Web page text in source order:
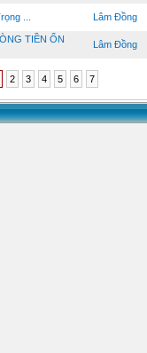
... Lâm Đồng
TIỀN ỔN
Lâm Đồng
2 3 4 5 6 7